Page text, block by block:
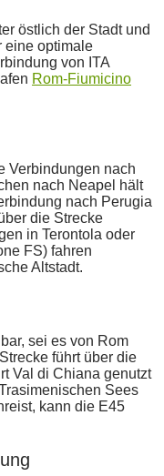
östlich der Stadt und
eine optimale
von ITA
Rom-Fiumicino
Verbindungen nach
nach Neapel hält
nach Perugia
die Strecke
in Terontola oder
FS) fahren
Altstadt.
sei es von Rom
führt über die
Val di Chiana genutzt
Sees
kann die E45